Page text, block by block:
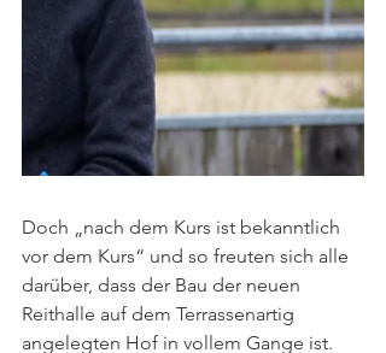
Doch „nach dem Kurs ist bekanntlich
vor dem Kurs“ und so freuten sich alle
darüber, dass der Bau der neuen
Reithalle auf dem Terrassenartig
angelegten Hof in vollem Gange ist.